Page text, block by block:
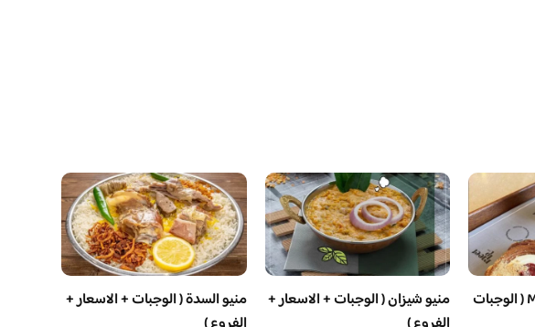
منيو ميت اب Meetup ( الوجبات
منيو شيزان ( الوجبات + الاسعار +
منيو السدة ( الوجبات + الاسعار +